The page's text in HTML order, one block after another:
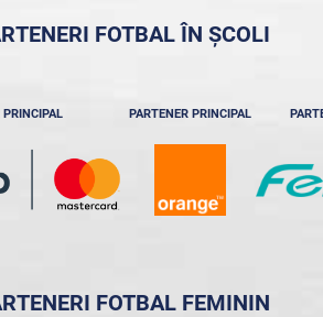
FOTBAL ÎN ȘCOLI
PRINCIPAL PARTENER PRINCIPAL
FOTBAL FEMININ